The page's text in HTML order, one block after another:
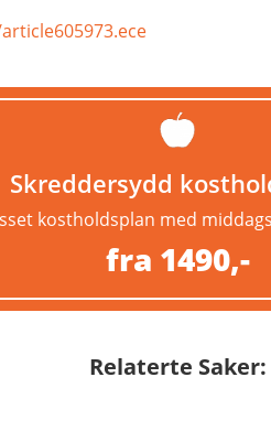
Skreddersydd
kostholdsplan med
fra 1490,-
Relaterte Saker: